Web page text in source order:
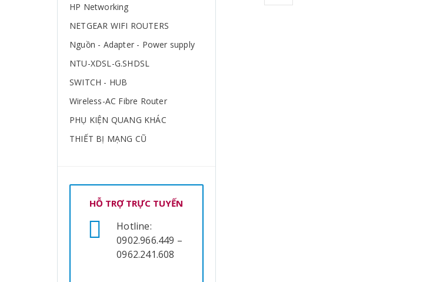
HP Networking
NETGEAR WIFI ROUTERS
Nguồn - Adapter - Power supply
NTU-XDSL-G.SHDSL
SWITCH - HUB
Wireless-AC Fibre Router
PHỤ KIỆN QUANG KHÁC
THIẾT BỊ MẠNG CŨ
HỖ TRỢ TRỰC TUYẾN
Hotline:
0902.966.449 –
0962.241.608